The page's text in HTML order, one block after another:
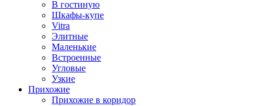
В гостиную
Шкафы-купе
Vitra
Элитные
Маленькие
Встроенные
Угловые
Узкие
Прихожие
Прихожие в коридор